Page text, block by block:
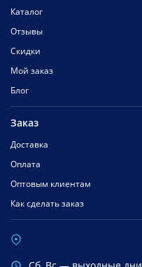
Каталог
Отзывы
Скидки
Мой заказ
Блог
Заказ
Доставка
Оплата
Оптовым клиентам
Как сделать заказ